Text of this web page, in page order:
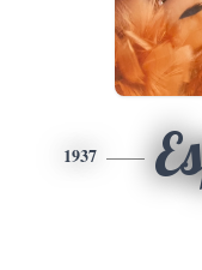
1937